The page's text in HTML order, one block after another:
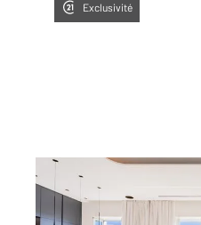
Exclusivité
NICE 06
150,34 m , 4 pièces
Ref : 2306